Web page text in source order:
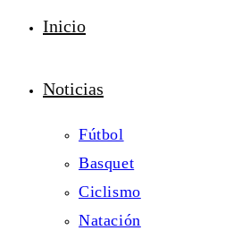
Inicio
Noticias
Fútbol
Basquet
Ciclismo
Natación